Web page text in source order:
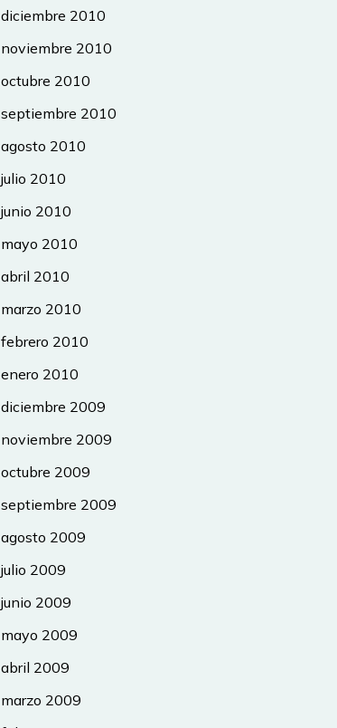
diciembre 2010
noviembre 2010
octubre 2010
septiembre 2010
agosto 2010
julio 2010
junio 2010
mayo 2010
abril 2010
marzo 2010
febrero 2010
enero 2010
diciembre 2009
noviembre 2009
octubre 2009
septiembre 2009
agosto 2009
julio 2009
junio 2009
mayo 2009
abril 2009
marzo 2009